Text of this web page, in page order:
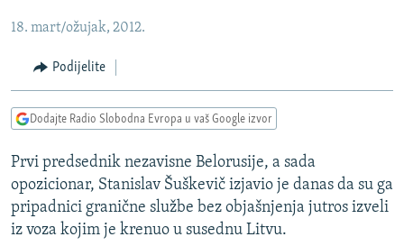
na
navigaciju
Pređite
na
KOSOVO
CRNA GORA
VIDEO
FOTOGALERIJE
INFOGRAFIKE
PODCASTI
RAT U UKRAJINI
KINA NA BALKANU
RSE PRIČE IZ SVIJETA
18. mart/ožujak, 2012.
Podijelite
Dodajte Radio Slobodna Evropa u vaš Google izvor
Prvi predsednik nezavisne Belorusije, a sada
opozicionar, Stanislav Šuškevič izjavio je danas da su ga
pripadnici granične službe bez objašnjenja jutros izveli
iz voza kojim je krenuo u susednu Litvu.